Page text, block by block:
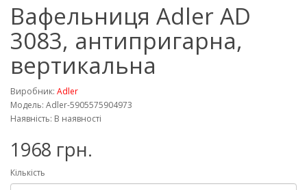
Вафельниця Adler AD
3083, антипригарна,
вертикальна
Виробник: Adler
Модель: Adler-5905575904973
Наявність: В наявності
1968 грн.
Кількість